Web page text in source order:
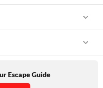
Escape Guide